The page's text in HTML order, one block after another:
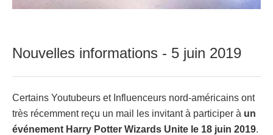
Nouvelles informations - 5 juin 2019
Certains Youtubeurs et Influenceurs nord-américains ont
très récemment reçu un mail les invitant à participer à un
événement Harry Potter Wizards Unite le 18 juin 2019.